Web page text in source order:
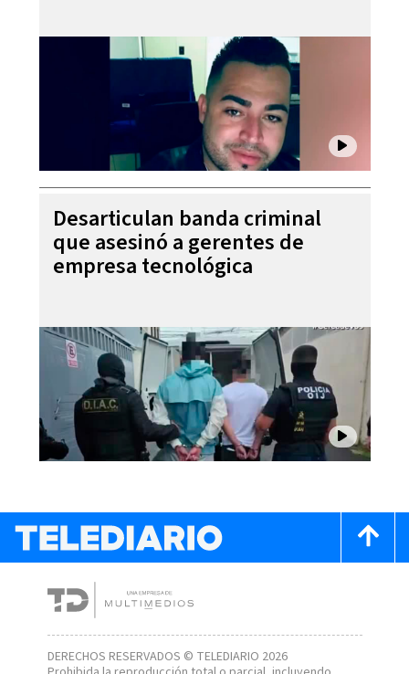
Desarticulan banda criminal
que asesinó a gerentes de
empresa tecnológica
DERECHOS RESERVADOS © TELEDIARIO 2026